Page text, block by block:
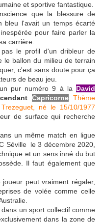
et sportive fantastique.
que la blessure de
bleu l'avait un temps écarté
pour faire parler la
carrière.
le profil d'un dribleur de
le ballon du milieu de terrain
c'est sans doute pour ça
de beau jeu.
pur numéro 9 à la David
Capricorne Thème
né le 15/10/1977
de surface qui recherche
un même match en ligue
Séville le 3 décembre 2020,
et un sens inné du but
Il faut également que
peut vraiment régaler,
de volée comme celle
un sport collectif comme
dans la zone de